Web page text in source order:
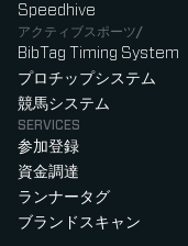
Speedhive
アクティブスポーツ/
BibTag Timing System
プロチップシステム
競馬システム
SERVICES
参加登録
資金調達
ランナータグ
ブランドスキャン